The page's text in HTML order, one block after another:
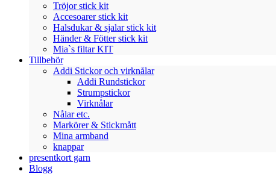
Tröjor stick kit
Accesoarer stick kit
Halsdukar & sjalar stick kit
Händer & Fötter stick kit
Mia`s filtar KIT
Tillbehör
Addi Stickor och virknålar
Addi Rundstickor
Strumpstickor
Virknålar
Nålar etc.
Markörer & Stickmått
Mina armband
knappar
presentkort garn
Blogg